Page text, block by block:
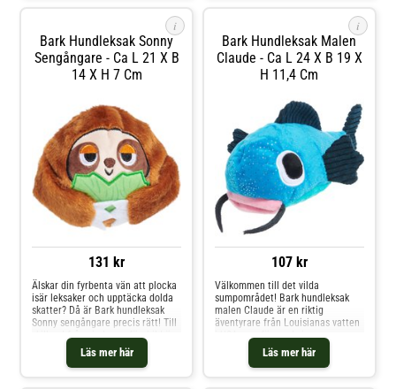
väcker din älsklings nyfikenhet o
i
Bark Hundleksak Sonny
Sengångare - Ca L 21 X B
14 X H 7 Cm
131 kr
Läs mer här
Älskar din fyrbenta vän att plocka
isär leksaker och upptäcka dolda
skatter? Då är Bark hundleksak
Sonny sengångare precis rätt! Till
skillnad från sin lugna förebild är
Sonny redo för actionfyllda
lektimmar. Din älskling kan arbeta
sig igenom den rivbara tygskiktet
i
Bark Hundleksak Malen
Claude - Ca L 24 X B 19 X
H 11,4 Cm
107 kr
Läs mer här
Välkommen till det vilda
sumpområdet! Bark hundleksak
malen Claude är en riktig
äventyrare från Louisianas vatten
i USA som för med sig massor av
action till ert hem. Denna
charmiga mal är full av
överraskningar: prasslande ljud